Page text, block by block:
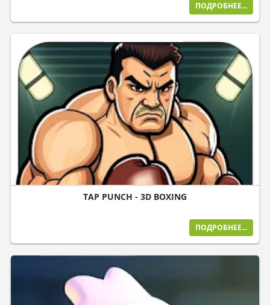
ПОДРОБНЕЕ...
TAP PUNCH - 3D BOXING
ПОДРОБНЕЕ...